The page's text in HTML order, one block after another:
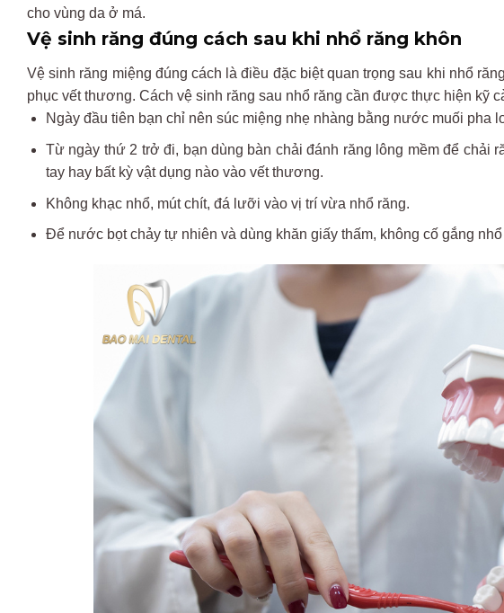
cho vùng da ở má.
Vệ sinh răng đúng cách sau khi nhổ răng khôn
Vệ sinh răng miệng đúng cách là điều đặc biệt quan trọng sau khi nhổ
phục vết thương. Cách vệ sinh răng sau nhổ răng cần được thực hiện kỹ
Ngày đầu tiên bạn chỉ nên súc miệng nhẹ nhàng bằng nước muối pha
Từ ngày thứ 2 trở đi, bạn dùng bàn chải đánh răng lông mềm để chải
tay hay bất kỳ vật dụng nào vào vết thương.
Không khạc nhổ, mút chít, đá lưỡi vào vị trí vừa nhổ răng.
Để nước bọt chảy tự nhiên và dùng khăn giấy thấm, không cố gắng